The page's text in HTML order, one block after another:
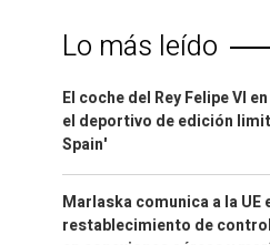
Lo más leído
El coche del Rey Felipe VI
el deportivo de edición
Spain'
Marlaska comunica a la UE
restablecimiento de